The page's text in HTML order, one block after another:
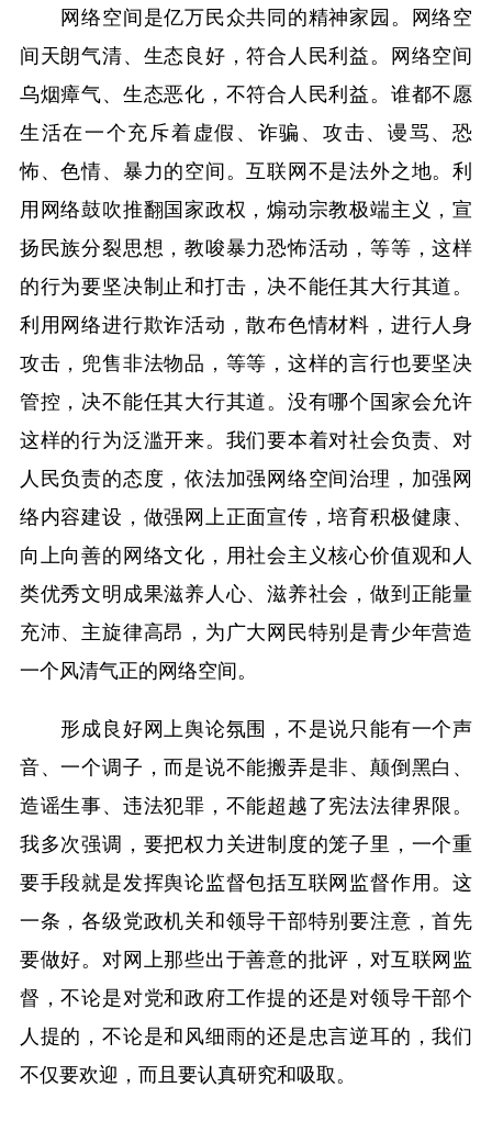
网络空间是亿万民众共同的精神家园。网络空
间天朗气清、生态良好，符合人民利益。网络空间
乌烟瘴气、生态恶化，不符合人民利益。谁都不愿
生活在一个充斥着虚假、诈骗、攻击、谩骂、恐
怖、色情、暴力的空间。互联网不是法外之地。利
用网络鼓吹推翻国家政权，煽动宗教极端主义，宣
扬民族分裂思想，教唆暴力恐怖活动，等等，这样
的行为要坚决制止和打击，决不能任其大行其道。
利用网络进行欺诈活动，散布色情材料，进行人身
攻击，兜售非法物品，等等，这样的言行也要坚决
管控，决不能任其大行其道。没有哪个国家会允许
这样的行为泛滥开来。我们要本着对社会负责、对
人民负责的态度，依法加强网络空间治理，加强网
络内容建设，做强网上正面宣传，培育积极健康、
向上向善的网络文化，用社会主义核心价值观和人
类优秀文明成果滋养人心、滋养社会，做到正能量
充沛、主旋律高昂，为广大网民特别是青少年营造
一个风清气正的网络空间。
形成良好网上舆论氛围，不是说只能有一个声
音、一个调子，而是说不能搬弄是非、颠倒黑白、
造谣生事、违法犯罪，不能超越了宪法法律界限。
我多次强调，要把权力关进制度的笼子里，一个重
要手段就是发挥舆论监督包括互联网监督作用。这
一条，各级党政机关和领导干部特别要注意，首先
要做好。对网上那些出于善意的批评，对互联网监
督，不论是对党和政府工作提的还是对领导干部个
人提的，不论是和风细雨的还是忠言逆耳的，我们
不仅要欢迎，而且要认真研究和吸取。